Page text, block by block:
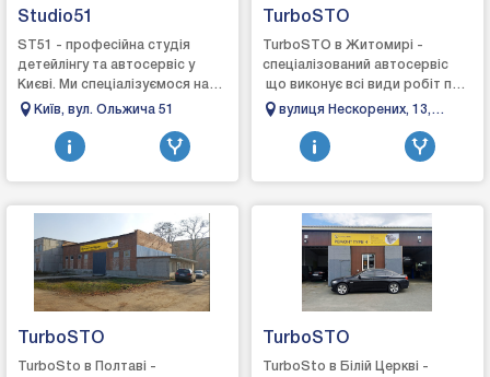
Studio51
ST51 - професійна студія
детейлінгу та автосервіс у
Києві. Ми спеціалізуємося на
комплексному догляді, захисті
Київ, вул. Ольжича 51
TurboSTO
TurboSTO в Житомирі -
спеціалізований автосервіс
що виконує всі види робіт по
турбінах: зняття, діагностика,
виготовл...
вулиця Нескорених, 13,
Довжик, Житомирська
область, 10004
TurboSTO
TurboSto в Полтаві -
TurboSTO
TurboSto в Білій Церкві -